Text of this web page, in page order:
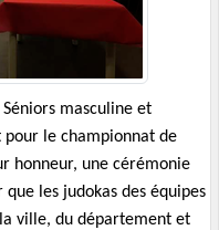
Séniors masculine et
le championnat de
honneur, une cérémonie
les judokas des équipes
ville, du département et